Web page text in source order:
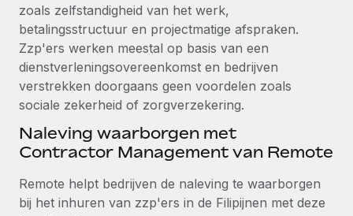
Secundaire arbeidsvoorwaarden
Eenvoudig secundaire arbeidsvoorwaarden
beheren
BLOG
Productupdates van Remote: Gusto- en Xero-
integraties en Contractor Management Plus
Het blijft de missie van Remote om alle soorten bedrijven
Meer informatie
Hoe Phiture 55 werknemers in 19 landen
zoals zelfstandigheid van het werk,
betalingsstructuur en projectmatige afspraken.
Zzp'ers werken meestal op basis van een
dienstverleningsovereenkomst en bedrijven
verstrekken doorgaans geen voordelen zoals
sociale zekerheid of zorgverzekering.
Naleving waarborgen met
Contractor Management van Remote
Remote helpt bedrijven de naleving te waarborgen
bij het inhuren van zzp'ers in de Filipijnen met deze